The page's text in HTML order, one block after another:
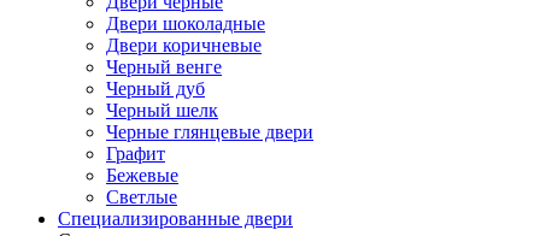
Двери шоколадные
Двери коричневые
Черный венге
Черный дуб
Черный шелк
Черные глянцевые двери
Графит
Бежевые
Светлые
Специализированные двери